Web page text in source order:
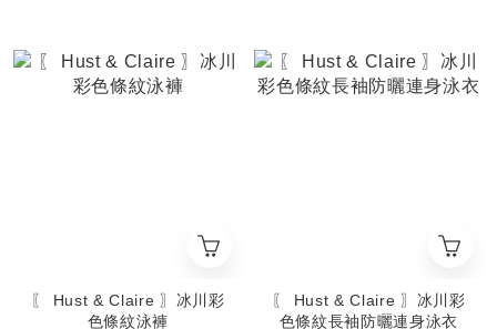
〖 Hust & Claire 〗冰川彩
色條紋泳褲
〖 Hust & Claire 〗冰川彩
色條紋長袖防曬連身泳衣